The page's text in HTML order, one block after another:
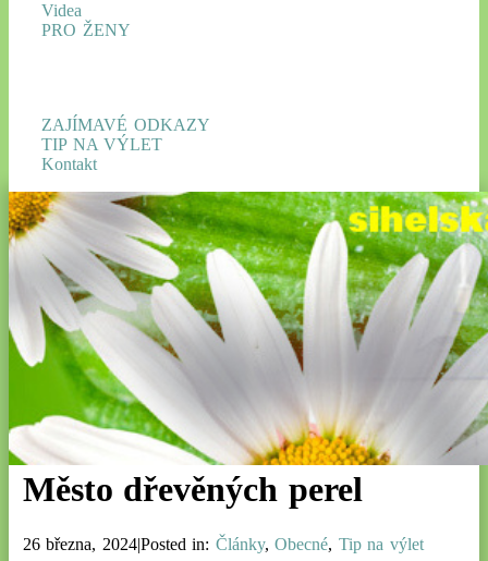
Videa
PRO ŽENY
ZAJÍMAVÉ ODKAZY
TIP NA VÝLET
Kontakt
Město dřevěných perel
26 března, 2024|Posted in: Články,Obecné, Tip na výlet